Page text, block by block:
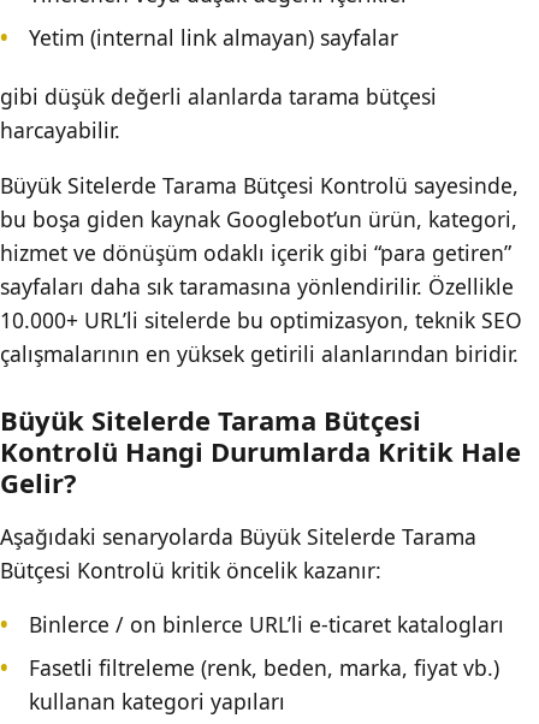
Yetim (internal link almayan) sayfalar
gibi düşük değerli alanlarda tarama bütçesi
harcayabilir.
Büyük Sitelerde Tarama Bütçesi Kontrolü sayesinde,
bu boşa giden kaynak Googlebot’un ürün, kategori,
hizmet ve dönüşüm odaklı içerik gibi “para getiren”
sayfaları daha sık taramasına yönlendirilir. Özellikle
10.000+ URL’li sitelerde bu optimizasyon, teknik SEO
çalışmalarının en yüksek getirili alanlarından biridir.
Büyük Sitelerde Tarama Bütçesi
Kontrolü Hangi Durumlarda Kritik Hale
Gelir?
Aşağıdaki senaryolarda Büyük Sitelerde Tarama
Bütçesi Kontrolü kritik öncelik kazanır:
Binlerce / on binlerce URL’li e-ticaret katalogları
Fasetli filtreleme (renk, beden, marka, fiyat vb.)
kullanan kategori yapıları